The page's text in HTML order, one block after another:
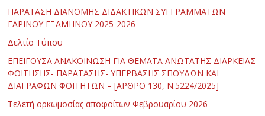
ΠΑΡΑΤΑΣΗ ΔΙΑΝΟΜΗΣ ΔΙΔΑΚΤΙΚΩΝ ΣΥΓΓΡΑΜΜΑΤΩΝ
ΕΑΡΙΝΟΥ ΕΞΑΜΗΝΟΥ 2025-2026
Δελτίο Τύπου
ΕΠΕΙΓΟΥΣΑ ΑΝΑΚΟΙΝΩΣΗ ΓΙΑ ΘΕΜΑΤΑ ΑΝΩΤΑΤΗΣ ΔΙΑΡΚΕΙΑΣ
ΦΟΙΤΗΣΗΣ- ΠΑΡΑΤΑΣΗΣ- ΥΠΕΡΒΑΣΗΣ ΣΠΟΥΔΩΝ ΚΑΙ
ΔΙΑΓΡΑΦΩΝ ΦΟΙΤΗΤΩΝ – [ΑΡΘΡΟ 130, Ν.5224/2025]
Τελετή ορκωμοσίας αποφοίτων Φεβρουαρίου 2026